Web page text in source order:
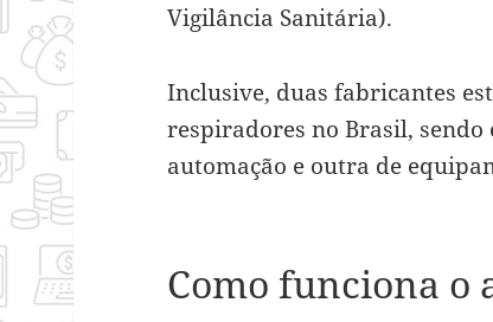
Vigilância Sanitária).
Inclusive, duas fabricantes
respiradores no Brasil,
automação e outra de
Como funciona o